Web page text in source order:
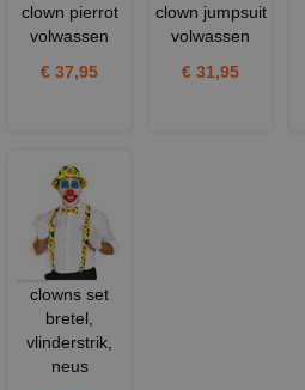
clown pierrot
volwassen
€ 37,95
clown jumpsuit
volwassen
€ 31,95
clowns set
bretel,
vlinderstrik,
neus